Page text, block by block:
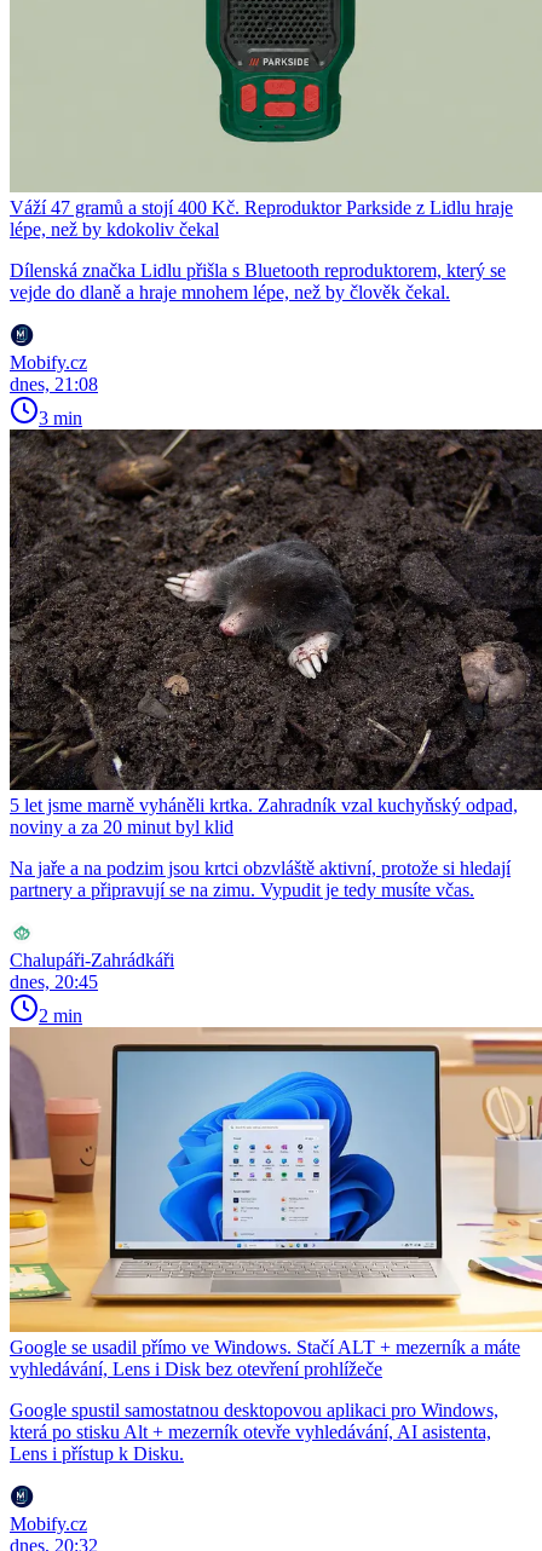
Váží 47 gramů a stojí 400 Kč. Reproduktor Parkside z Lidlu hraje
lépe, než by kdokoliv čekal
Dílenská značka Lidlu přišla s Bluetooth reproduktorem, který se
vejde do dlaně a hraje mnohem lépe, než by člověk čekal.
Mobify.cz
dnes, 21:08
3 min
5 let jsme marně vyháněli krtka. Zahradník vzal kuchyňský odpad,
noviny a za 20 minut byl klid
Na jaře a na podzim jsou krtci obzvláště aktivní, protože si hledají
partnery a připravují se na zimu. Vypudit je tedy musíte včas.
Chalupáři-Zahrádkáři
dnes, 20:45
2 min
Google se usadil přímo ve Windows. Stačí ALT + mezerník a máte
vyhledávání, Lens i Disk bez otevření prohlížeče
Google spustil samostatnou desktopovou aplikaci pro Windows,
která po stisku Alt + mezerník otevře vyhledávání, AI asistenta,
Lens i přístup k Disku.
Mobify.cz
dnes, 20:32